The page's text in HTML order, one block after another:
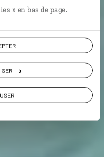
» en bas de page.
Plages etc.
en